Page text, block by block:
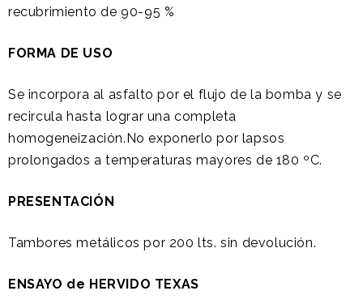
recubrimiento de 90-95 %
FORMA DE USO
Se incorpora al asfalto por el flujo de la bomba y se
recircula hasta lograr una completa
homogeneización.No exponerlo por lapsos
prolongados a temperaturas mayores de 180 ºC.
PRESENTACIÓN
Tambores metálicos por 200 lts. sin devolución.
ENSAYO de HERVIDO TEXAS